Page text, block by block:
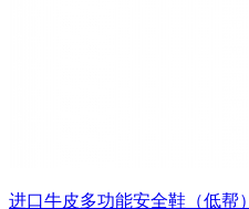
进口牛皮多功能安全鞋（低帮）